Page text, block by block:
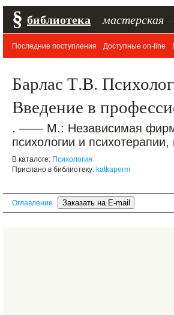
§ библиотека мастерская
Последние поступления Доступные on-line
Барлас Т.В.
Введение в
. —— М.: Независимая
психологии и
В каталоге: Психология
Прислано в библиотеку: katkaperm
Оглавление